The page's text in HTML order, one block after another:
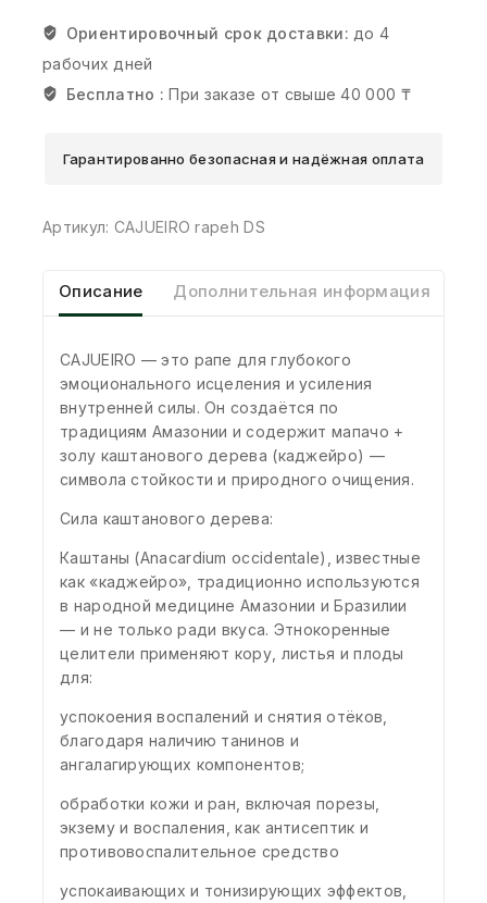
Ориентировочный срок доставки: до 4
рабочих дней
Бесплатно :При заказе от свыше 40 000 ₸
Гарантированно безопасная и надёжная оплата
Артикул: CAJUEIRO rapeh DS
Описание Дополнительная информация
CAJUEIRO — это рапе для глубокого
эмоционального исцеления и усиления
внутренней силы. Он создаётся по
традициям Амазонии и содержит мапачо +
золу каштанового дерева (каджейро) —
символа стойкости и природного очищения.
Сила каштанового дерева:
Каштаны (Anacardium occidentale), известные
как «каджейро», традиционно используются
в народной медицине Амазонии и Бразилии
— и не только ради вкуса. Этнокоренные
целители применяют кору, листья и плоды
для:
успокоения воспалений и снятия отёков,
благодаря наличию танинов и
ангалагирующих компонентов;
обработки кожи и ран, включая порезы,
экзему и воспаления, как антисептик и
противовоспалительное средство
успокаивающих и тонизирующих эффектов,